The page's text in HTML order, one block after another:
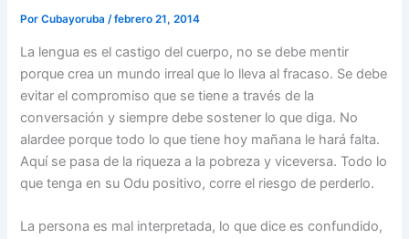
PorCubayoruba/febrero 21, 2014
La lengua es el castigo del cuerpo, no se debe mentir
porque crea un mundo irreal que lo lleva al fracaso. Se debe
evitar el compromiso que se tiene a través de la
conversación y siempre debe sostener lo que diga. No
alardee porque todo lo que tiene hoy mañana le hará falta.
Aquí se pasa de la riqueza a la pobreza y viceversa. Todo lo
que tenga en su Odu positivo, corre el riesgo de perderlo.
La persona es mal interpretada, lo que dice es confundido,